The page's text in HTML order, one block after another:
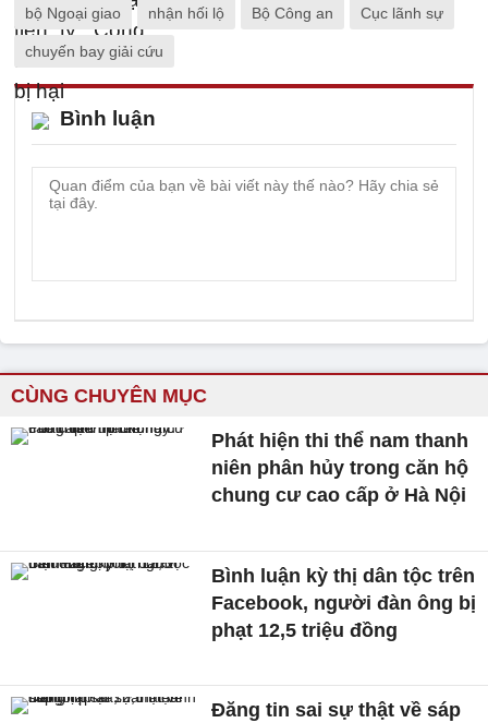
bộ Ngoại giao nhận hối lộ Bộ Công an Cục lãnh sự
chuyến bay giải cứu
Bình luận
CÙNG CHUYÊN MỤC
Phát hiện thi thể nam thanh
niên phân hủy trong căn hộ
chung cư cao cấp ở Hà Nội
Bình luận kỳ thị dân tộc trên
Facebook, người đàn ông bị
phạt 12,5 triệu đồng
Đăng tin sai sự thật về sáp